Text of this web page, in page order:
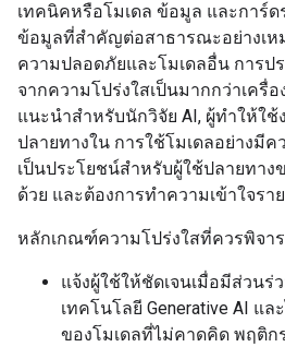
เทคนิคหรือโมเดล ข้อมูล และการ์ด
ข้อมูลที่สำคัญต่อสาธารณะอย่างเ
ความปลอดภัยและโมเดลอื่น การป
จากความโปร่งใสเป็นมากกว่าเครื่
แนะนำสำหรับนักวิจัย AI, ผู้ทำให้ใ
ปลายทางใน การใช้โมเดลอย่างมี
เป็นประโยชน์สำหรับผู้ใช้ปลายทา
ด้วย และต้องการทำความเข้าใจรา
หลักเกณฑ์ความโปร่งใสที่ควรพิจา
แจ้งผู้ใช้ให้ชัดเจนเมื่อมีส่วนร่
เทคโนโลยี Generative AI แ
ของโมเดลที่ไม่คาดคิด พฤติ